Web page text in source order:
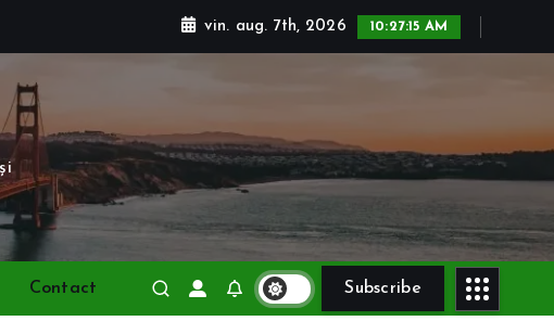
vin. aug. 7th, 2026 10:27:16 AM
Contact Subscribe